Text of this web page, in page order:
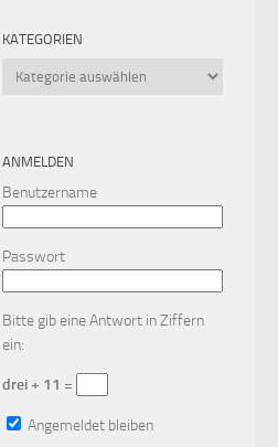
KATEGORIEN
Kategorien
ANMELDEN
Benutzername
Passwort
Bitte gib eine Antwort in Ziffern
ein:
drei + 11 =
Angemeldet bleiben